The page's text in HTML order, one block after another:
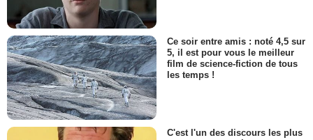
Ce soir entre amis : noté 4,5 sur
5, il est pour vous le meilleur
film de science-fiction de tous
les temps !
C'est l'un des discours les plus